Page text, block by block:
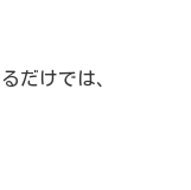
だけでは、